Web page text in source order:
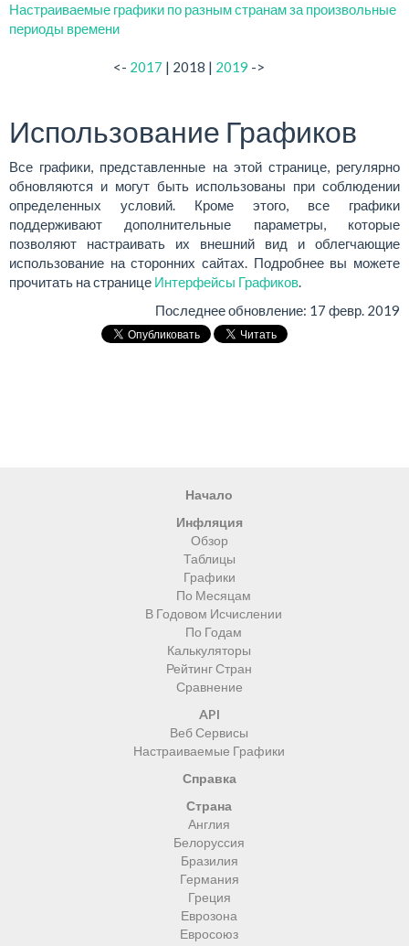
Настраиваемые графики по разным странам за произвольные
периоды времени
<- 2017 | 2018 | 2019 ->
Использование Графиков
Все графики, представленные на этой странице, регулярно
обновляются и могут быть использованы при соблюдении
определенных условий. Кроме этого, все графики
поддерживают дополнительные параметры, которые
позволяют настраивать их внешний вид и облегчающие
использование на сторонних сайтах. Подробнее вы можете
прочитать на странице Интерфейсы Графиков.
Последнее обновление: 17 февр. 2019
Начало
Инфляция
Обзор
Таблицы
Графики
По Месяцам
В Годовом Исчислении
По Годам
Калькуляторы
Рейтинг Стран
Сравнение
API
Веб Сервисы
Настраиваемые Графики
Справка
Страна
Англия
Белоруссия
Бразилия
Германия
Греция
Еврозона
Евросоюз